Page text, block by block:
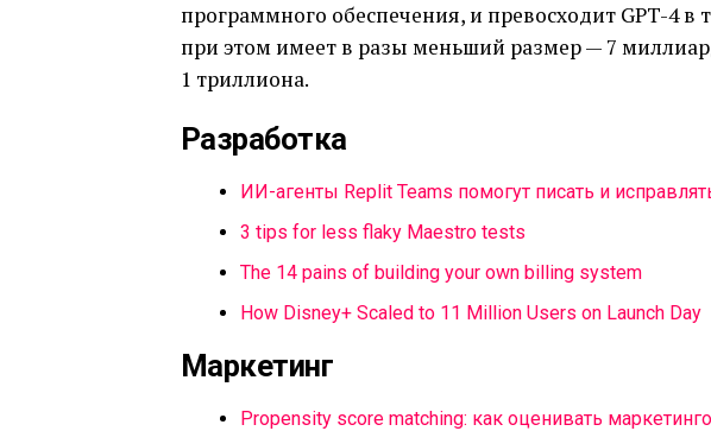
программного обеспечения, и превосходит GPT-4 в
при этом имеет в разы меньший размер — 7
1 триллиона.
Разработка
ИИ-агенты Replit Teams помогут писать и
3 tips for less flaky Maestro tests
The 14 pains of building your own billing system
How Disney+ Scaled to 11 Million Users on Launch Day
Маркетинг
Propensity score matching: как оценивать